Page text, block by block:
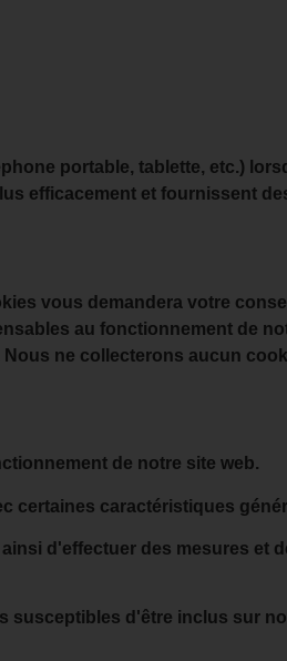
portable, tablette, etc.)
efficacement et fournissent
vous demandera votre
au fonctionnement de
ne collecterons aucun
de notre site web.
certaines caractéristiques
d'effectuer des mesures et
susceptibles d'être inclus sur